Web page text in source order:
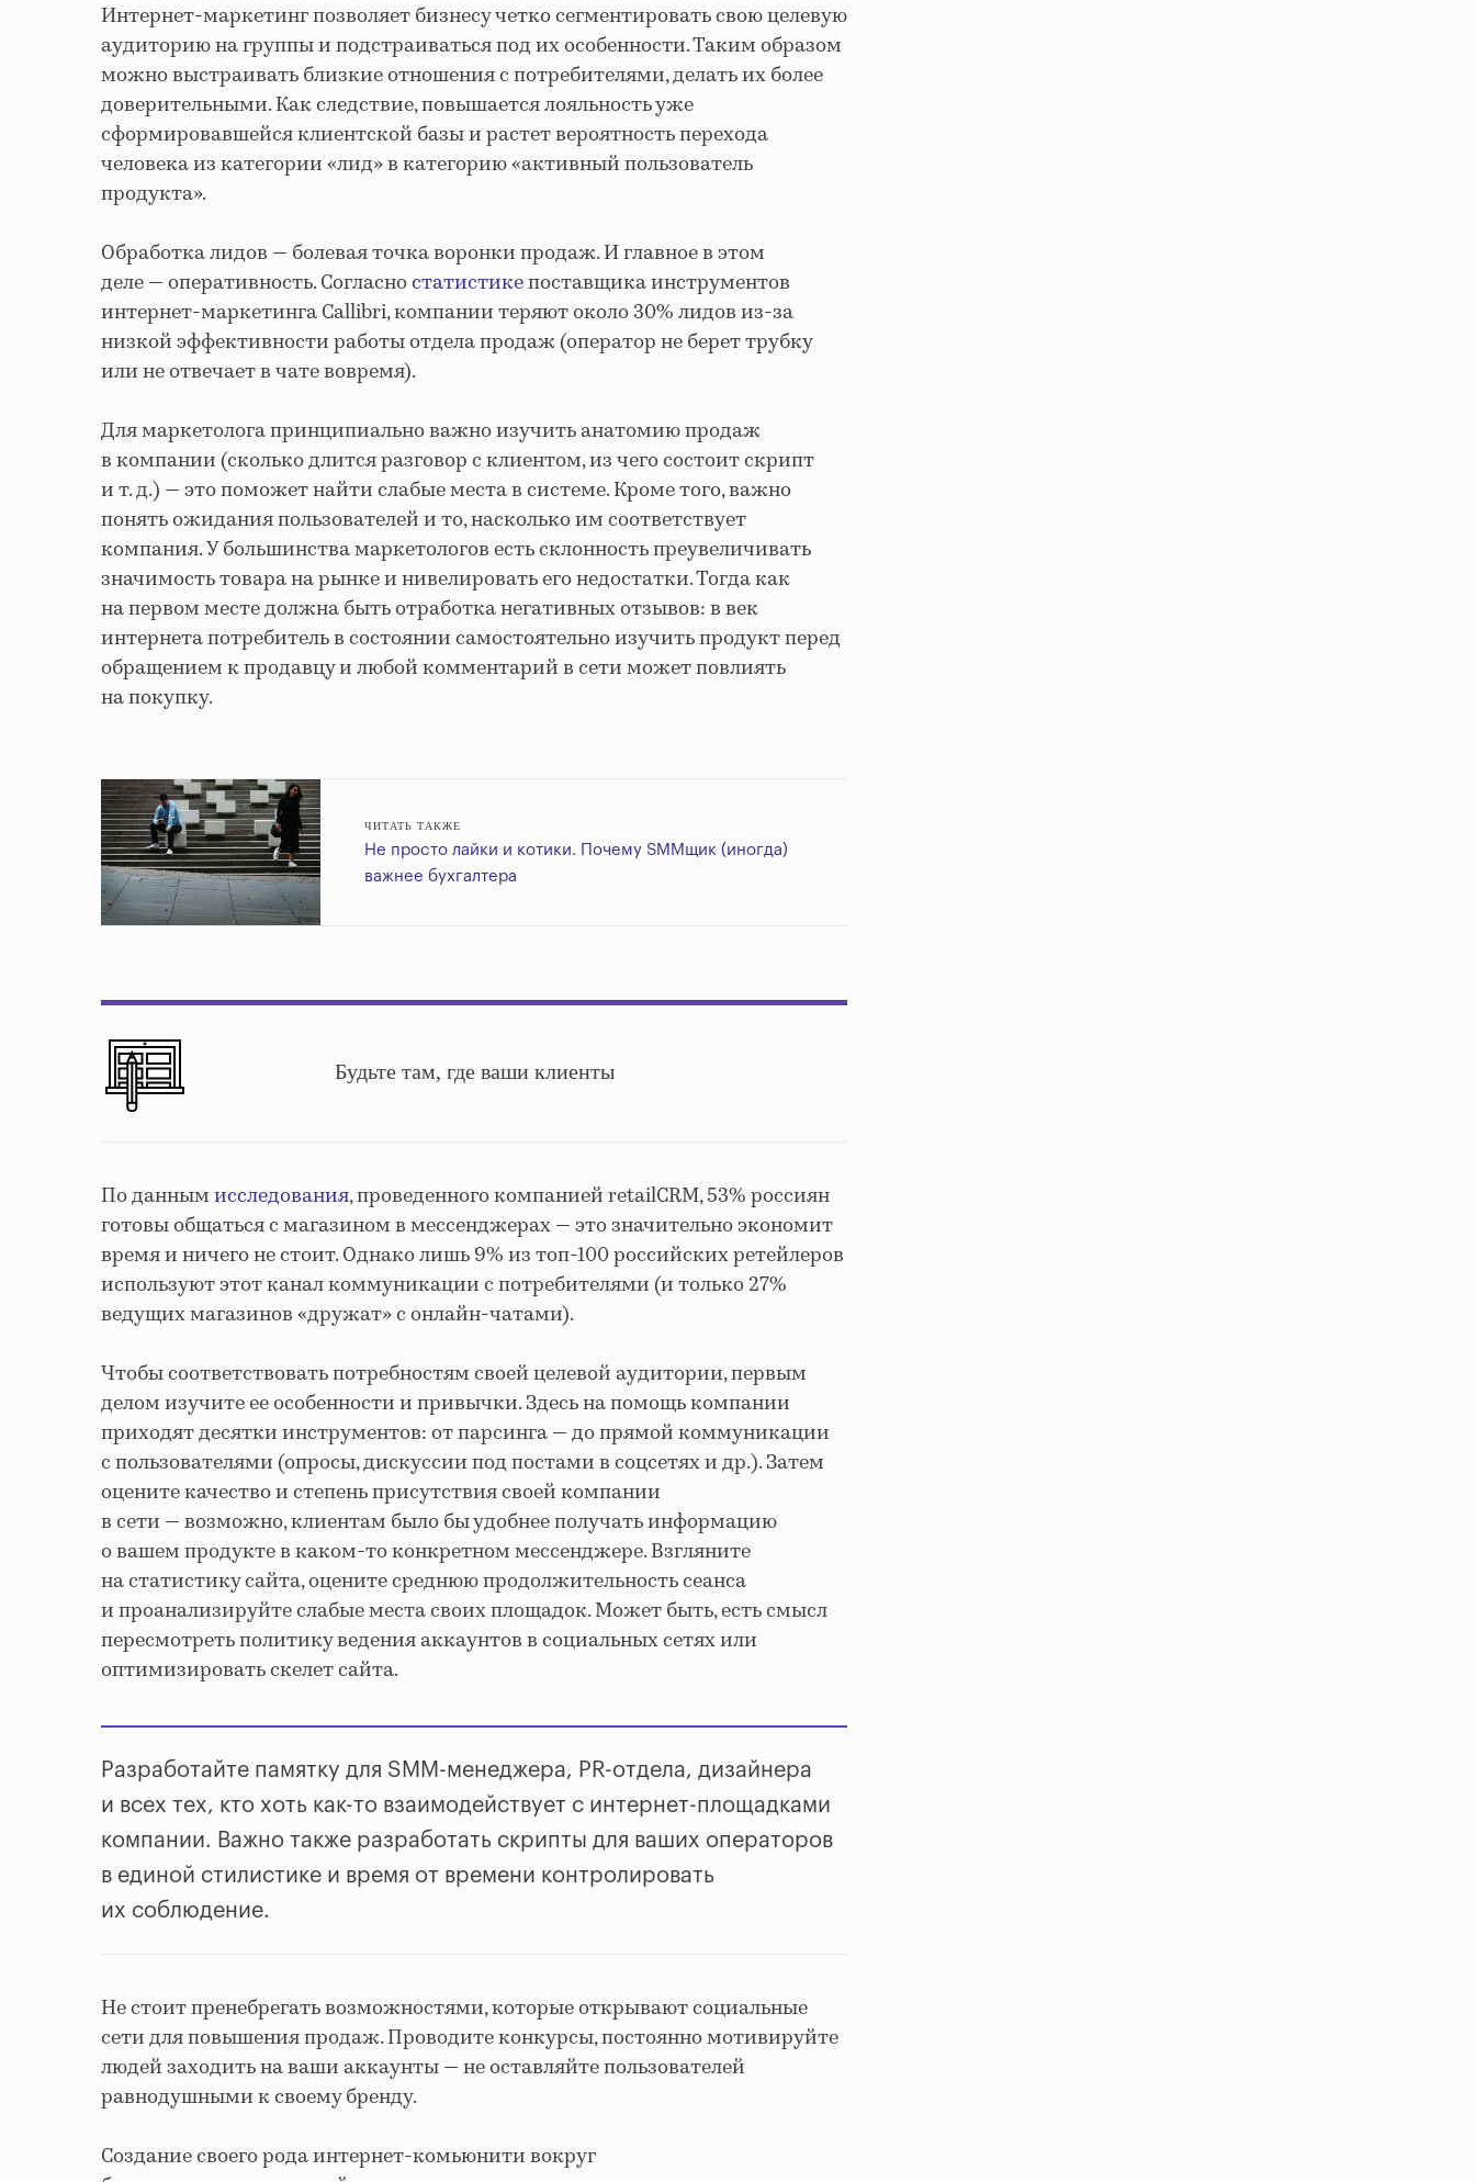
Интернет-маркетинг позволяет бизнесу четко сегментировать свою целевую
аудиторию на группы и подстраиваться под их особенности. Таким образом
можно выстраивать близкие отношения с потребителями, делать их более
доверительными. Как следствие, повышается лояльность уже
сформировавшейся клиентской базы и растет вероятность перехода
человека из категории «лид» в категорию «активный пользователь
продукта».
Обработка лидов — болевая точка воронки продаж. И главное в этом
деле — оперативность. Согласностатистикепоставщика инструментов
интернет-маркетинга Callibri, компании теряют около 30% лидов из-за
низкой эффективности работы отдела продаж (оператор не берет трубку
или не отвечает в чате вовремя).
Для маркетолога принципиально важно изучить анатомию продаж
в компании (сколько длится разговор с клиентом, из чего состоит скрипт
и т. д.) — это поможет найти слабые места в системе. Кроме того, важно
понять ожидания пользователей и то, насколько им соответствует
компания. У большинства маркетологов есть склонность преувеличивать
значимость товара на рынке и нивелировать его недостатки. Тогда как
на первом месте должна быть отработка негативных отзывов: в век
интернета потребитель в состоянии самостоятельно изучить продукт перед
обращением к продавцу и любой комментарий в сети может повлиять
на покупку.
ЧИТАТЬ ТАКЖЕ
Не просто лайки и котики. Почему SMMщик (иногда)
важнее бухгалтера
Будьте там, где ваши клиенты
По даннымисследования, проведенного компанией retailCRM, 53% россиян
готовы общаться с магазином в мессенджерах — это значительно экономит
время и ничего не стоит. Однако лишь 9% из топ-100 российских ретейлеров
используют этот канал коммуникации с потребителями (и только 27%
ведущих магазинов «дружат» с онлайн-чатами).
Чтобы соответствовать потребностям своей целевой аудитории, первым
делом изучите ее особенности и привычки. Здесь на помощь компании
приходят десятки инструментов: от парсинга — до прямой коммуникации
с пользователями (опросы, дискуссии под постами в соцсетях и др.). Затем
оцените качество и степень присутствия своей компании
в сети — возможно, клиентам было бы удобнее получать информацию
о вашем продукте в каком-то конкретном мессенджере. Взгляните
на статистику сайта, оцените среднюю продолжительность сеанса
и проанализируйте слабые места своих площадок. Может быть, есть смысл
пересмотреть политику ведения аккаунтов в социальных сетях или
оптимизировать скелет сайта.
Разработайте памятку для SMM-менеджера, PR-отдела, дизайнера
и всех тех, кто хоть как-то взаимодействует с интернет-площадками
компании. Важно также разработать скрипты для ваших операторов
в единой стилистике и время от времени контролировать
их соблюдение.
Не стоит пренебрегать возможностями, которые открывают социальные
сети для повышения продаж. Проводите конкурсы, постоянно мотивируйте
людей заходить на ваши аккаунты — не оставляйте пользователей
равнодушными к своему бренду.
Создание своего рода интернет-комьюнити вокруг